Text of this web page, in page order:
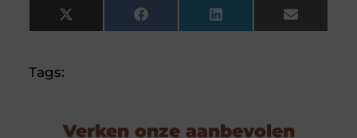
X
(Twitter)
Facebook LinkedIn Email
Tags:
Verken onze aanbevolen